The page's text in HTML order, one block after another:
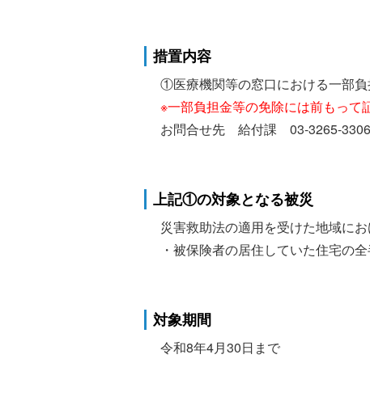
措置内容
①医療機関等の窓口における一部
※一部負担金等の免除には前もって
お問合せ先 給付課 03-3265-3306
上記①の対象となる被災
災害救助法の適用を受けた地域に
・被保険者の居住していた住宅の
対象期間
令和8年4月30日まで